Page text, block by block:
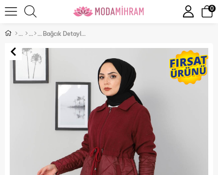
0
Bağcık Detaylı Kaşe Bordo 2359